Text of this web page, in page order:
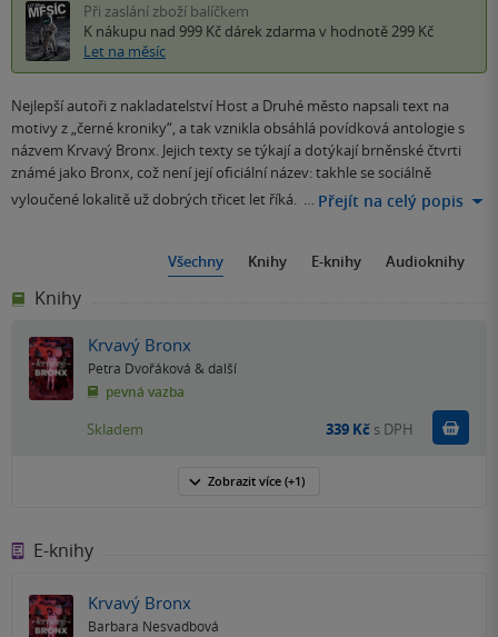
Při zaslání zboží balíčkem
K nákupu nad 999 Kč dárek zdarma v hodnotě 299 Kč
Let na měsíc
Nejlepší autoři z nakladatelství Host a Druhé město napsali text na
motivy z „černé kroniky“, a tak vznikla obsáhlá povídková antologie s
názvem Krvavý Bronx. Jejich texty se týkají a dotýkají brněnské čtvrti
známé jako Bronx, což není její oficiální název: takhle se sociálně
vyloučené lokalitě už dobrých třicet let říká. … Přejít na celý popis
Všechny Knihy E-knihy Audioknihy
Knihy
Krvavý Bronx
Petra Dvořáková & další
pevná vazba
Skladem 339 Kč s DPH
Zobrazit více (+1)
E-knihy
Krvavý Bronx
Barbara Nesvadbová